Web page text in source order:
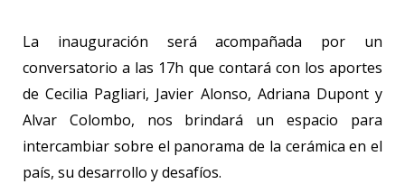
La inauguración será acompañada por un
conversatorio a las 17h que contará con los aportes
de Cecilia Pagliari, Javier Alonso, Adriana Dupont y
Alvar Colombo, nos brindará un espacio para
intercambiar sobre el panorama de la cerámica en el
país, su desarrollo y desafíos.